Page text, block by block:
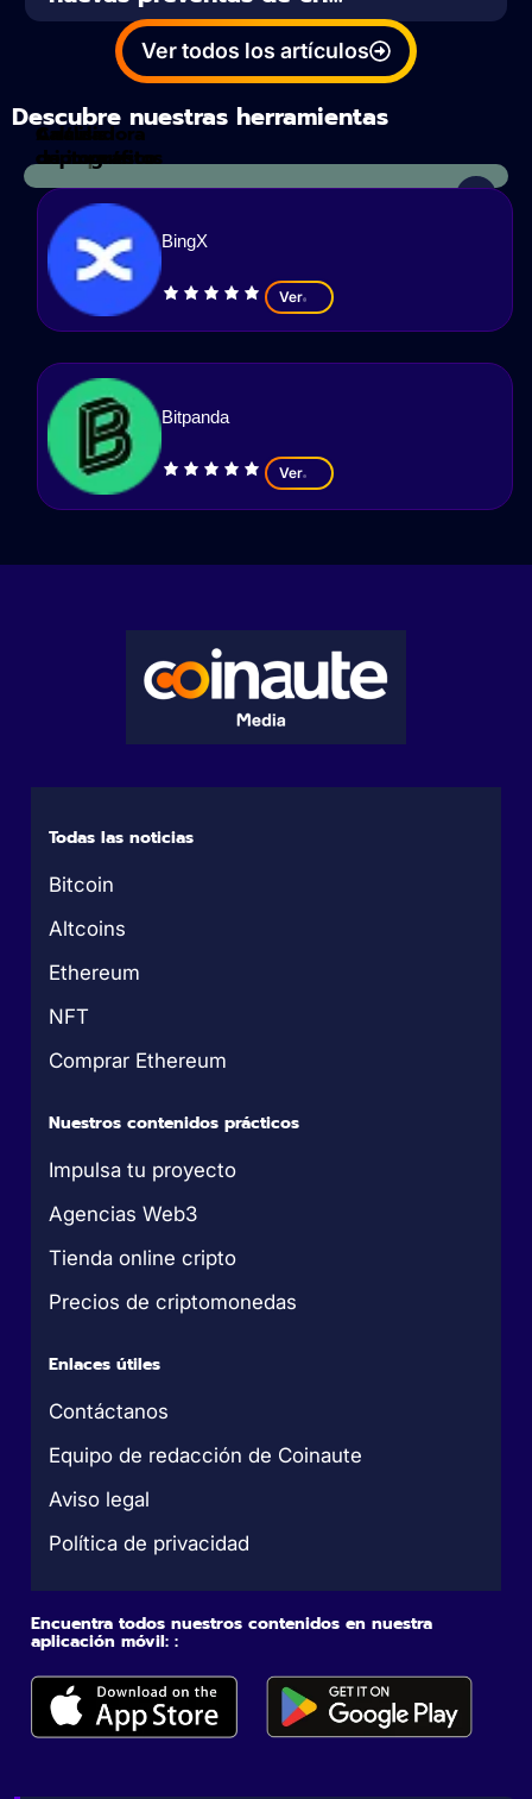
Ver todos los artículos
Descubre nuestras herramientas
Calculadora
de impuestos
Análisis
criptográfico
BingX
Ver
Bitpanda
Ver
Todas las noticias
Bitcoin
Altcoins
Ethereum
NFT
Comprar Ethereum
Nuestros contenidos prácticos
Impulsa tu proyecto
Agencias Web3
Tienda online cripto
Precios de criptomonedas
Enlaces útiles
Contáctanos
Equipo de redacción de Coinaute
Aviso legal
Política de privacidad
Encuentra todos nuestros contenidos en nuestra
aplicación móvil: :